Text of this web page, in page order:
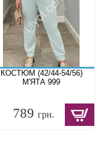
КОСТЮМ (42/44-54/56)
М'ЯТА 999
789грн.